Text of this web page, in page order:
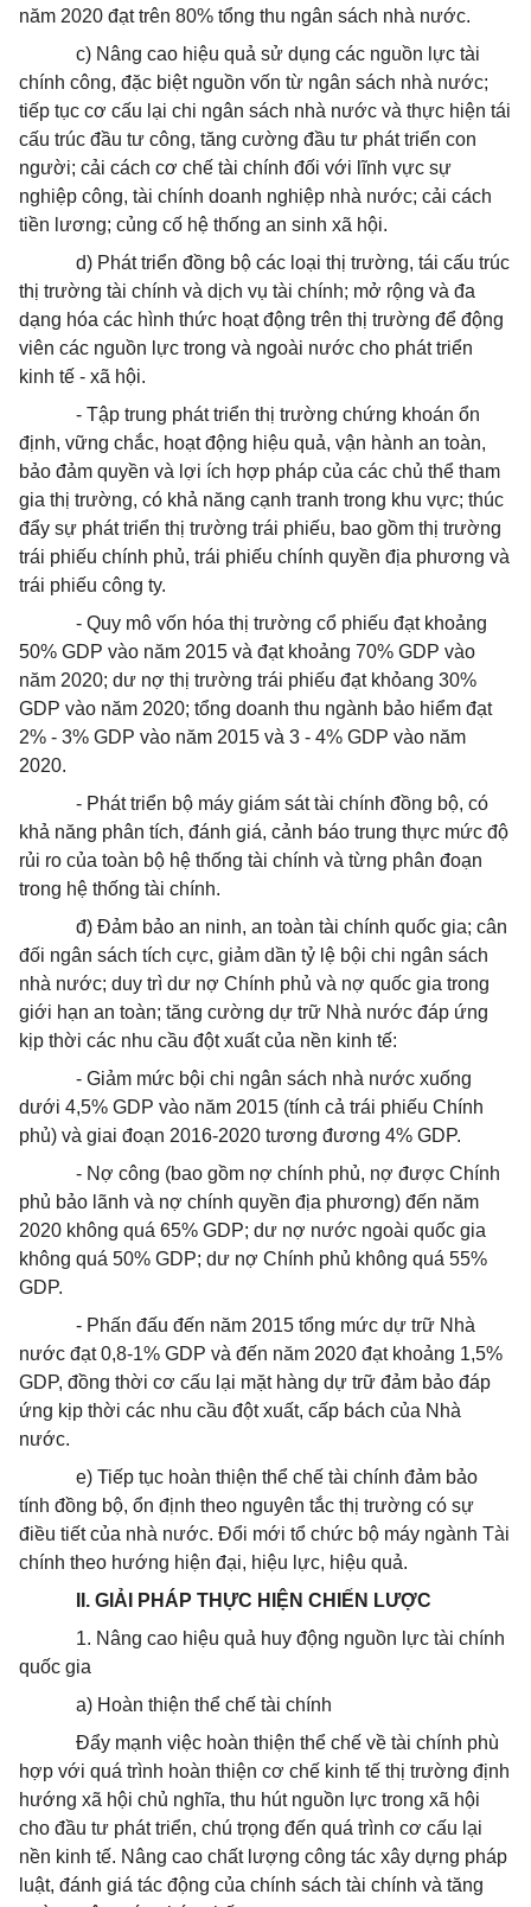
năm 2020 đạt trên 80% tổng thu ngân sách nhà nước.
c) Nâng cao hiệu quả sử dụng các nguồn lực tài
chính công, đặc biệt nguồn vốn từ ngân sách nhà nước;
tiếp tục cơ cấu lại chi ngân sách nhà nước và thực hiện tái
cấu trúc đầu tư công, tăng cường đầu tư phát triển con
người; cải cách cơ chế tài chính đối với lĩnh vực sự
nghiệp công, tài chính doanh nghiệp nhà nước; cải cách
tiền lương; củng cố hệ thống an sinh xã hội.
d) Phát triển đồng bộ các loại thị trường, tái cấu trúc
thị trường tài chính và dịch vụ tài chính; mở rộng và đa
dạng hóa các hình thức hoạt động trên thị trường để động
viên các nguồn lực trong và ngoài nước cho phát triển
kinh tế - xã hội.
- Tập trung phát triển thị trường chứng khoán ổn
định, vững chắc, hoạt động hiệu quả, vận hành an toàn,
bảo đảm quyền và lợi ích hợp pháp của các chủ thể tham
gia thị trường, có khả năng cạnh tranh trong khu vực; thúc
đẩy sự phát triển thị trường trái phiếu, bao gồm thị trường
trái phiếu chính phủ, trái phiếu chính quyền địa phương và
trái phiếu công ty.
- Quy mô vốn hóa thị trường cổ phiếu đạt khoảng
50% GDP vào năm 2015 và đạt khoảng 70% GDP vào
năm 2020; dư nợ thị trường trái phiếu đạt khỏang 30%
GDP vào năm 2020; tổng doanh thu ngành bảo hiểm đạt
2% - 3% GDP vào năm 2015 và 3 - 4% GDP vào năm
2020.
- Phát triển bộ máy giám sát tài chính đồng bộ, có
khả năng phân tích, đánh giá, cảnh báo trung thực mức độ
rủi ro của toàn bộ hệ thống tài chính và từng phân đoạn
trong hệ thống tài chính.
đ) Đảm bảo an ninh, an toàn tài chính quốc gia; cân
đối ngân sách tích cực, giảm dần tỷ lệ bội chi ngân sách
nhà nước; duy trì dư nợ Chính phủ và nợ quốc gia trong
giới hạn an toàn; tăng cường dự trữ Nhà nước đáp ứng
kịp thời các nhu cầu đột xuất của nền kinh tế:
- Giảm mức bội chi ngân sách nhà nước xuống
dưới 4,5% GDP vào năm 2015 (tính cả trái phiếu Chính
phủ) và giai đoạn 2016-2020 tương đương 4% GDP.
- Nợ công (bao gồm nợ chính phủ, nợ được Chính
phủ bảo lãnh và nợ chính quyền địa phương) đến năm
2020 không quá 65% GDP; dư nợ nước ngoài quốc gia
không quá 50% GDP; dư nợ Chính phủ không quá 55%
GDP.
- Phấn đấu đến năm 2015 tổng mức dự trữ Nhà
nước đạt 0,8-1% GDP và đến năm 2020 đạt khoảng 1,5%
GDP, đồng thời cơ cấu lại mặt hàng dự trữ đảm bảo đáp
ứng kịp thời các nhu cầu đột xuất, cấp bách của Nhà
nước.
e) Tiếp tục hoàn thiện thể chế tài chính đảm bảo
tính đồng bộ, ổn định theo nguyên tắc thị trường có sự
điều tiết của nhà nước. Đổi mới tổ chức bộ máy ngành Tài
chính theo hướng hiện đại, hiệu lực, hiệu quả.
II. GIẢI PHÁP THỰC HIỆN CHIẾN LƯỢC
1. Nâng cao hiệu quả huy động nguồn lực tài chính
quốc gia
a) Hoàn thiện thể chế tài chính
Đẩy mạnh việc hoàn thiện thể chế về tài chính phù
hợp với quá trình hoàn thiện cơ chế kinh tế thị trường định
hướng xã hội chủ nghĩa, thu hút nguồn lực trong xã hội
cho đầu tư phát triển, chú trọng đến quá trình cơ cấu lại
nền kinh tế. Nâng cao chất lượng công tác xây dựng pháp
luật, đánh giá tác động của chính sách tài chính và tăng